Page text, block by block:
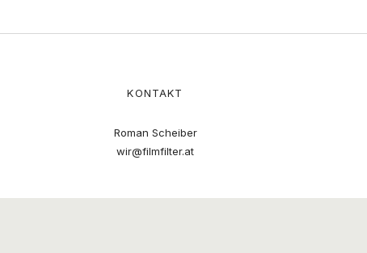
KONTAKT
Roman Scheiber
wir@filmfilter.at